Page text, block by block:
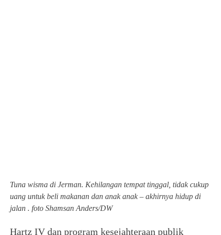
Tuna wisma di Jerman. Kehilangan tempat tinggal, tidak cukup
uang untuk beli makanan dan anak anak – akhirnya hidup di
jalan . foto Shamsan Anders/DW
Hartz IV dan program kesejahteraan publik